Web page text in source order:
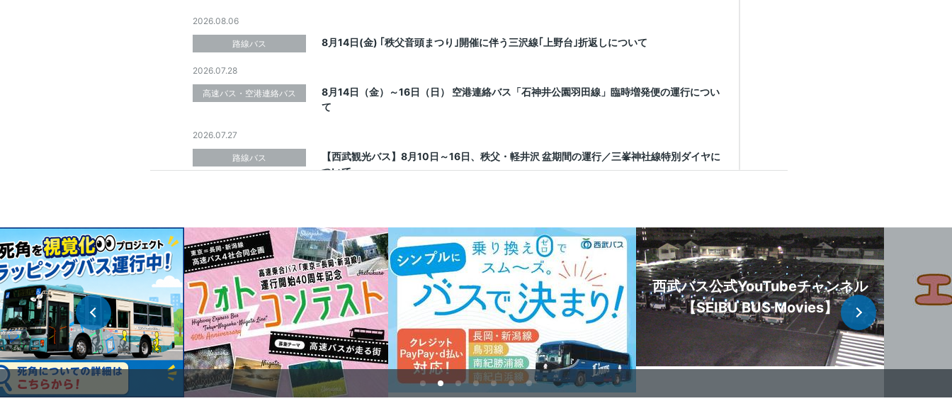
2026.08.06
路線バス 8月14日(金) ｢秩父音頭まつり｣開催に伴う三沢線｢上野台｣折返しについて
2026.07.28
高速バス・空港連絡バス
8月14日（金）～16日（日） 空港連絡バス「石神井公園羽田線」臨時増発便の運行につい
て
2026.07.27
路線バス
【西武観光バス】8月10日～16日、秩父・軽井沢 盆期間の運行／三峯神社線特別ダイヤに
ついて
2026.07.17
路線バス 8月1日～8月31日、軽井沢駅～星野温泉トンボの湯間 増便について
2026.07.16
高速バス・空港連絡バス
8月17日（月） 高速乗合バス「南紀勝浦線」 花火大会開催に伴う一部便の停留所休止に
ついて
2026.07.14
高速バス・空港連絡バス 7月/8月 高速乗合バス「長岡・新潟線」工事に伴う一部便の停留所休止について
西武バス公式YouTubeチャンネル
【SEIBU BUS Movies】
1 2 3 4 5 6